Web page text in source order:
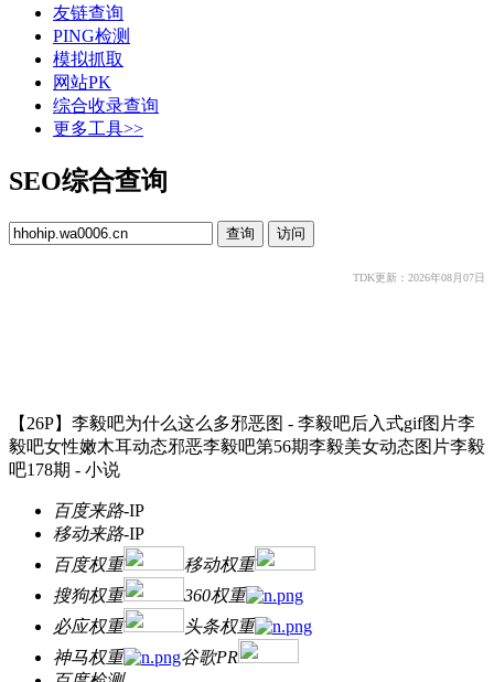
友链查询
PING检测
模拟抓取
网站PK
综合收录查询
更多工具>>
SEO综合查询
TDK更新：2026年08月07日
【26P】李毅吧为什么这么多邪恶图 - 李毅吧后入式gif图片李
毅吧女性嫩木耳动态邪恶李毅吧第56期李毅美女动态图片李毅
吧178期 - 小说
百度来路-IP
移动来路-IP
百度权重
移动权重
搜狗权重
360权重
必应权重
头条权重
神马权重
谷歌PR